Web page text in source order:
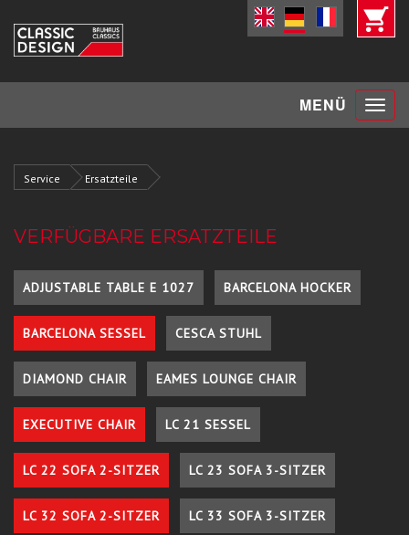
MENÜ Toggle
Service Ersatzteile
VERFÜGBARE ERSATZTEILE
ADJUSTABLE TABLE E 1027 BARCELONA HOCKER
BARCELONA SESSEL CESCA STUHL
DIAMOND CHAIR EAMES LOUNGE CHAIR
EXECUTIVE CHAIR LC 21 SESSEL
LC 22 SOFA 2-SITZER LC 23 SOFA 3-SITZER
LC 32 SOFA 2-SITZER LC 33 SOFA 3-SITZER